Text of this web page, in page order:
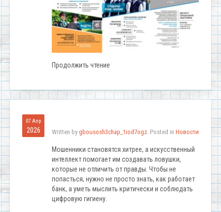
Продолжить чтение
07 Апр
2026 Written by gbousosh3chap_1iod7ogz. Posted in Новости
Мошенники становятся хитрее, а искусственный
интеллект помогает им создавать ловушки,
которые не отличить от правды. Чтобы не
попасться, нужно не просто знать, как работает
банк, а уметь мыслить критически и соблюдать
цифровую гигиену.